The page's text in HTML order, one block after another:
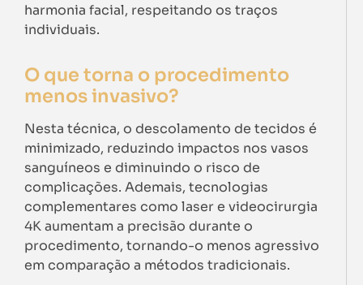
harmonia facial, respeitando os traços
individuais.
O que torna o procedimento
menos invasivo?
Nesta técnica, o descolamento de tecidos é
minimizado, reduzindo impactos nos vasos
sanguíneos e diminuindo o risco de
complicações. Ademais, tecnologias
complementares como laser e videocirurgia
4K aumentam a precisão durante o
procedimento, tornando-o menos agressivo
em comparação a métodos tradicionais.